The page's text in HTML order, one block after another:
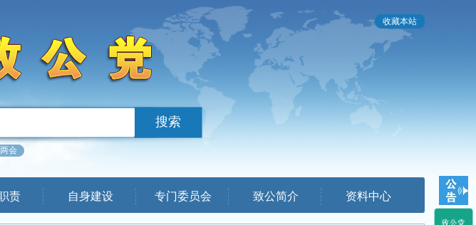
收藏本站
两会
责 自身建设 专门委员会 致公简介 资料中心